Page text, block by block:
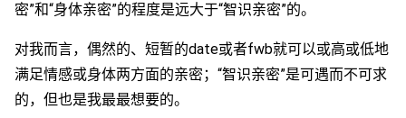
密”和“身体亲密”的程度是远大于“智识亲密”的。
对我而言，偶然的、短暂的date或者fwb就可以或高或低地
满足情感或身体两方面的亲密；“智识亲密”是可遇而不可求
的，但也是我最最想要的。